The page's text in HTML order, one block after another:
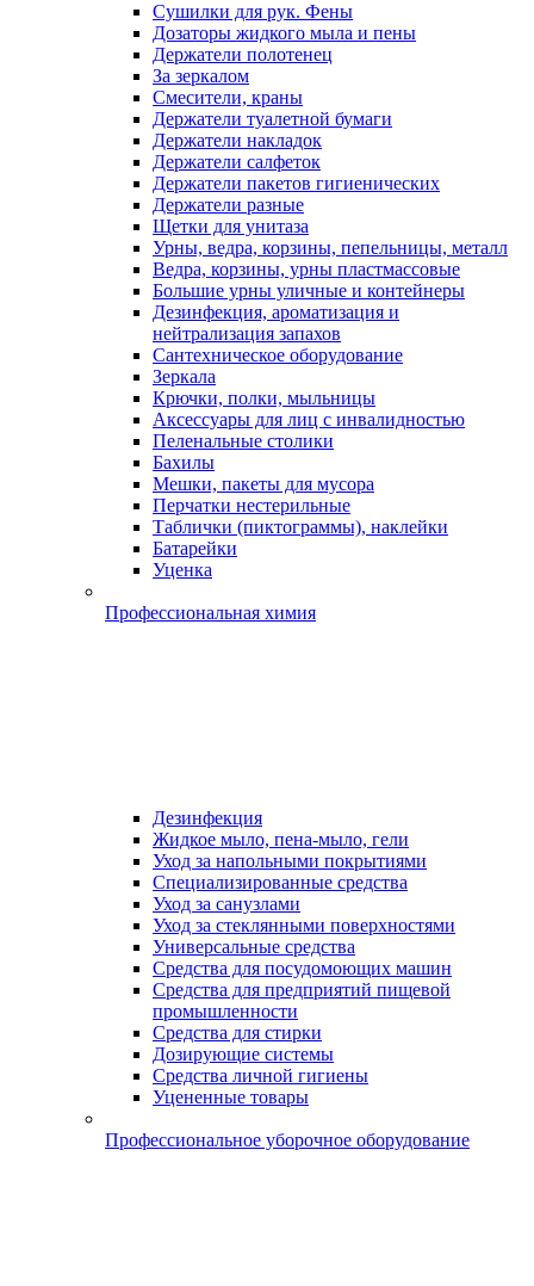
Сушилки для рук. Фены
Дозаторы жидкого мыла и пены
Держатели полотенец
За зеркалом
Смесители, краны
Держатели туалетной бумаги
Держатели накладок
Держатели салфеток
Держатели пакетов гигиенических
Держатели разные
Щетки для унитаза
Урны, ведра, корзины, пепельницы, металл
Ведра, корзины, урны пластмассовые
Большие урны уличные и контейнеры
Дезинфекция, ароматизация и
нейтрализация запахов
Сантехническое оборудование
Зеркала
Крючки, полки, мыльницы
Аксессуары для лиц с инвалидностью
Пеленальные столики
Бахилы
Мешки, пакеты для мусора
Перчатки нестерильные
Таблички (пиктограммы), наклейки
Батарейки
Уценка
Профессиональная химия
Дезинфекция
Жидкое мыло, пена-мыло, гели
Уход за напольными покрытиями
Специализированные средства
Уход за санузлами
Уход за стеклянными поверхностями
Универсальные средства
Средства для посудомоющих машин
Средства для предприятий пищевой
промышленности
Средства для стирки
Дозирующие системы
Средства личной гигиены
Уцененные товары
Профессиональное уборочное оборудование